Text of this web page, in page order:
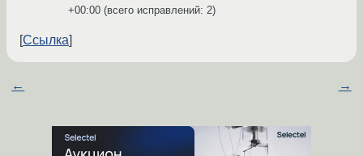
+00:00 (всего исправлений: 2)
Ссылка
← →